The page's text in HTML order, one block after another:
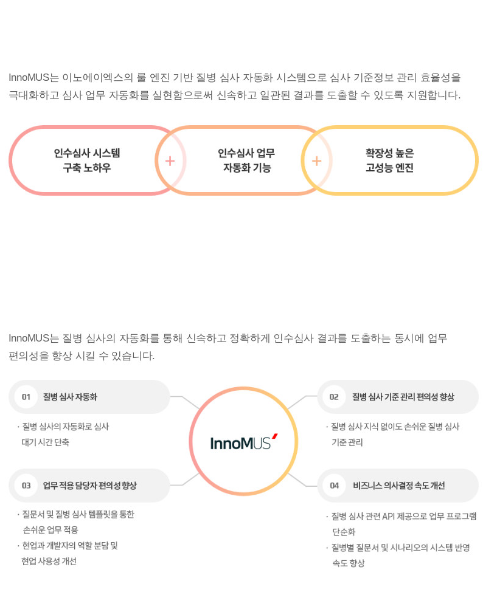
InnoMUS는 이노에이엑스의 룰 엔진 기반 질병 심사 자동화 시스템으로 심사 기준정보 관리 효율성을
극대화하고 심사 업무 자동화를 실현함으로써 신속하고 일관된 결과를 도출할 수 있도록 지원합니다.
InnoMUS는 질병 심사의 자동화를 통해 신속하고 정확하게 인수심사 결과를 도출하는 동시에 업무
편의성을 향상 시킬 수 있습니다.